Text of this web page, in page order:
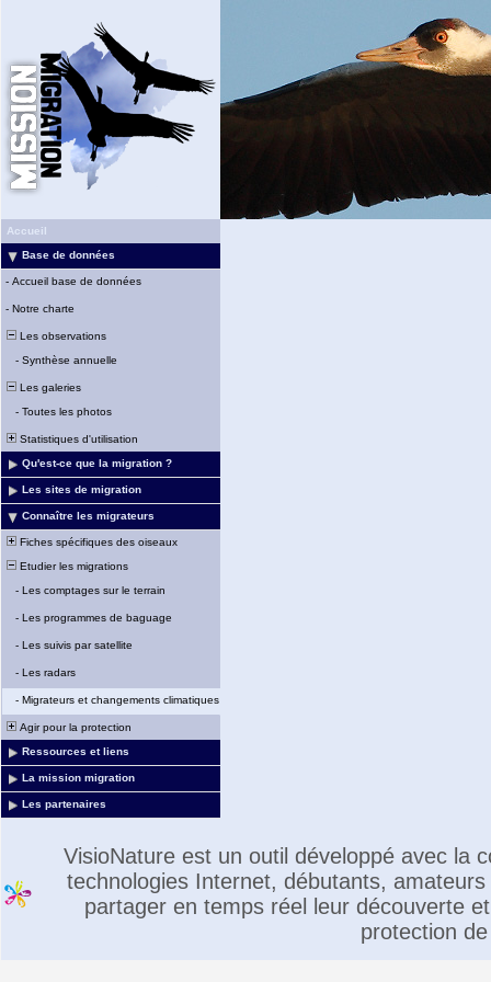
Accueil
Base de données
- Accueil base de données
- Notre charte
Les observations
- Synthèse annuelle
Les galeries
- Toutes les photos
Statistiques d'utilisation
Qu'est-ce que la migration ?
Les sites de migration
Connaître les migrateurs
Fiches spécifiques des oiseaux
Etudier les migrations
- Les comptages sur le terrain
- Les programmes de baguage
- Les suivis par satellite
- Les radars
- Migrateurs et changements climatiques
Agir pour la protection
Ressources et liens
La mission migration
Les partenaires
VisioNature est un outil développé avec la
technologies Internet, débutants,
partager en temps réel leur découverte
protection